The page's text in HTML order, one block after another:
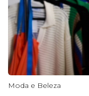
Moda e Beleza